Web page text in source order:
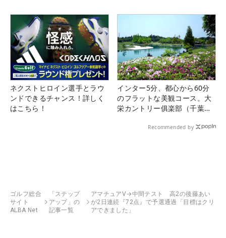
ネクストヒロイン選手とラウ
ンドできるチャンス！詳しく
はこちら！
インター5分、都心から60分
のフラットな美観コース。大
栄カントリー俱楽部（千葉
Recommended by
ゴルフ総合
サイト
ALBA Net
「ステップ
アップ」の
記事一覧
アマチュアV→中間テスト 高2の後藤あい
が2日連続『72点』で予選通過「目標はクリ
アできました」